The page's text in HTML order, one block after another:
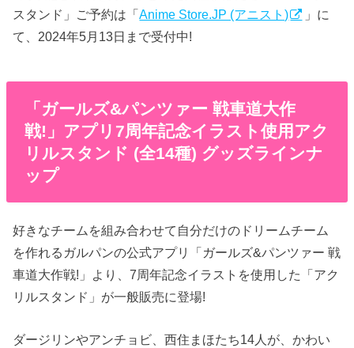
スタンド」ご予約は「Anime Store.JP (アニスト)
」に
て、2024年5月13日まで受付中!
「ガールズ&パンツァー 戦車道大作
戦!」アプリ7周年記念イラスト使用アク
リルスタンド (全14種) グッズラインナ
ップ
好きなチームを組み合わせて自分だけのドリームチーム
を作れるガルパンの公式アプリ「ガールズ&パンツァー 戦
車道大作戦!」より、7周年記念イラストを使用した「アク
リルスタンド」が一般販売に登場!
ダージリンやアンチョビ、西住まほたち14人が、かわい